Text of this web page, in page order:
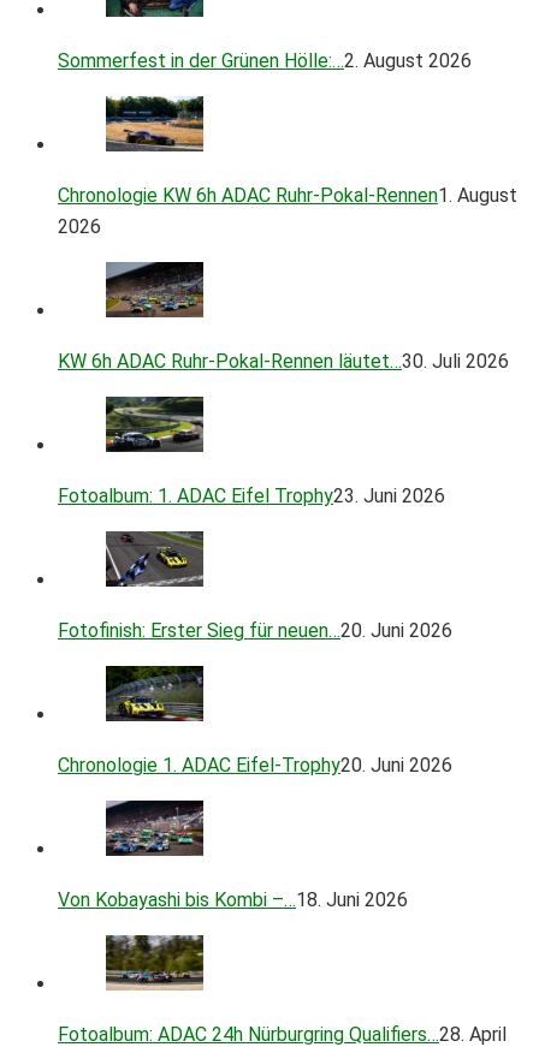
Sommerfest in der Grünen Hölle:…2. August 2026
Chronologie KW 6h ADAC Ruhr-Pokal-Rennen1. August
2026
KW 6h ADAC Ruhr-Pokal-Rennen läutet…30. Juli 2026
Fotoalbum: 1. ADAC Eifel Trophy23. Juni 2026
Fotofinish: Erster Sieg für neuen…20. Juni 2026
Chronologie 1. ADAC Eifel-Trophy20. Juni 2026
Von Kobayashi bis Kombi –…18. Juni 2026
Fotoalbum: ADAC 24h Nürburgring Qualifiers…28. April